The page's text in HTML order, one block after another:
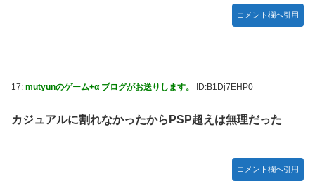
コメント欄へ引用
17: mutyunのゲーム+α ブログがお送りします。 ID:B1Dj7EHP0
カジュアルに割れなかったからPSP超えは無理だった
コメント欄へ引用